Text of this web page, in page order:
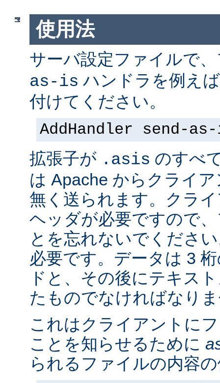
使用法
サーバ設定ファイルで
as-is ハンドラを例え
付けてください。
AddHandler send-
拡張子が .asis のすべ
は Apache からクライ
無く送られます。クラ
ヘッダが必要ですので
とを忘れないでくださ
必要です。データは 3
ドと、その後にテキス
たものでなければなり
これはクライアントに
ことを知らせるために
られるファイルの内容